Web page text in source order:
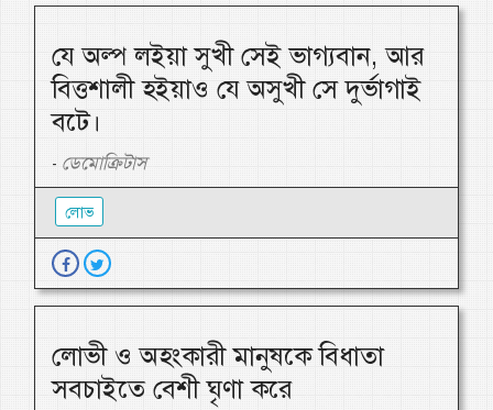
যে অল্প লইয়া সুখী সেই ভাগ্যবান, আর
বিত্তশালী হইয়াও যে অসুখী সে দুর্ভাগাই
বটে।
- ডেমোক্রিটাস
লোভ
লোভী ও অহংকারী মানুষকে বিধাতা
সবচাইতে বেশী ঘৃণা করে